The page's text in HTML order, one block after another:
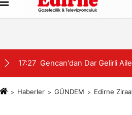
İletişim Çerez Politikası
15:44 Edirne'de otluk alanda
Haberler GÜNDEM Edirne